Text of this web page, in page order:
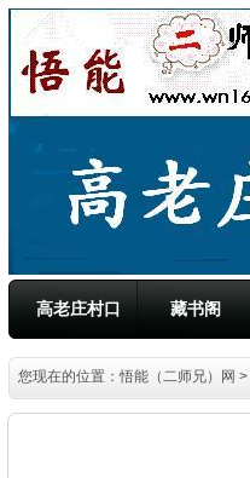
高老庄村口 藏书阁
您现在的位置：悟能（二师兄）网 >